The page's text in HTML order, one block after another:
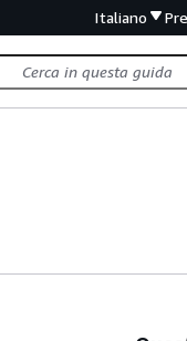
Italiano